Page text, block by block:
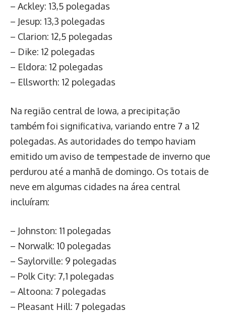
– Ackley: 13,5 polegadas
– Jesup: 13,3 polegadas
– Clarion: 12,5 polegadas
– Dike: 12 polegadas
– Eldora: 12 polegadas
– Ellsworth: 12 polegadas
Na região central de Iowa, a precipitação
também foi significativa, variando entre 7 a 12
polegadas. As autoridades do tempo haviam
emitido um aviso de tempestade de inverno que
perdurou até a manhã de domingo. Os totais de
neve em algumas cidades na área central
incluíram:
– Johnston: 11 polegadas
– Norwalk: 10 polegadas
– Saylorville: 9 polegadas
– Polk City: 7,1 polegadas
– Altoona: 7 polegadas
– Pleasant Hill: 7 polegadas